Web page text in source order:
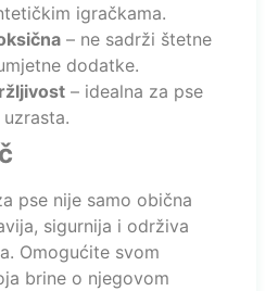
igračkama.
– ne sadrži štetne
dodatke.
– idealna za pse
pse nije samo obična
sigurnija i održiva
Omogućite svom
brine o njegovom